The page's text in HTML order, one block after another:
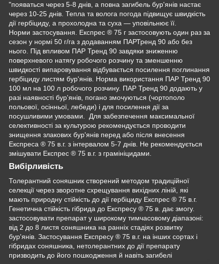
"появаться через 5-8 днів, а повна загибель бур'янів настає
через 10-25 днів. Тепла та волога погода підвищує швидкість
дії гербіциду, а прохолодна та суха — уповільнює її.
Норми застосування. Експрес ® 75 г застосовують один раз за
сезон у нормі 50 г/га з додаванням ПАРТренд 90 або без
нього. Під впливом ПАР Тренд 90 завдяки зниженню
поверхневого натягу робочого розчину та зменшенню
швидкості випаровування відбувається посилення поглинання
гербіциду листям бур'янів. Норма використання ПАР Тренд 90
100 мл на 100 л робочого розчину. ПАР Тренд 90 додають у
разі наявності бур'янів, погано змочуються (чортополо
польової, осінньої, лебеди) і для посилення дії за
посушливими умовами. Для забезпечення максимальної
селективності за культурою рекомендується проводити
знищення злакових бур'янів перед або після внесення
Експреса ® 75 в.г. з інтервалом 5-7 днів. Не рекомендується
змішувати Експрес ® 75 в.г. з грамініцидами.
Вибірливість
Толерантний соняшник створений методом традиційної
селекції через зворотне схрещування вихідних ліній, які
мають природну стійкість до дії гербіциду Експрес ® 75 в.г.
Генетична стійкість гібрида до Експресу ® 75 в. дає змогу.
застосовувати препарат у широкому тимчасовому діапазоні:
від 2 до 8 листя соняшника на ранніх стадіях розвитку
бур'янів. Застосування Експресу ® 75 в.г. на інших сортах і
гібридах соняшника, нетолерантних до дії препарату
призводить до його пошкодження й навіть загибелі